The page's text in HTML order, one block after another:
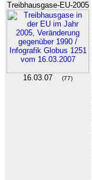
Treibhausgase-EU-2005
16.03.07 (77)